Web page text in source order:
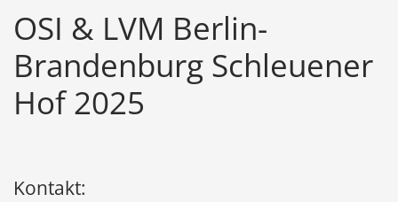
OSI & LVM Berlin-
Brandenburg Schleuener
Hof 2025
Kontakt: